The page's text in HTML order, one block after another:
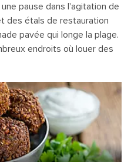
pause dans l'agitation de
des étals de restauration
pavée qui longe la plage.
endroits où louer des